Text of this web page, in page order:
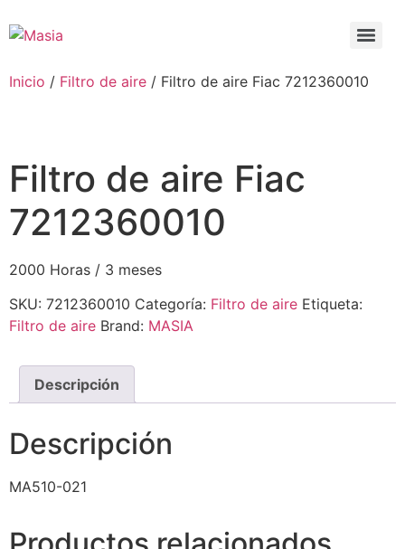
Inicio / Filtro de aire / Filtro de aire Fiac 7212360010
Filtro de aire Fiac
7212360010
2000 Horas / 3 meses
SKU: 7212360010 Categoría: Filtro de aire Etiqueta:
Filtro de aire Brand: MASIA
Descripción
Descripción
MA510-021